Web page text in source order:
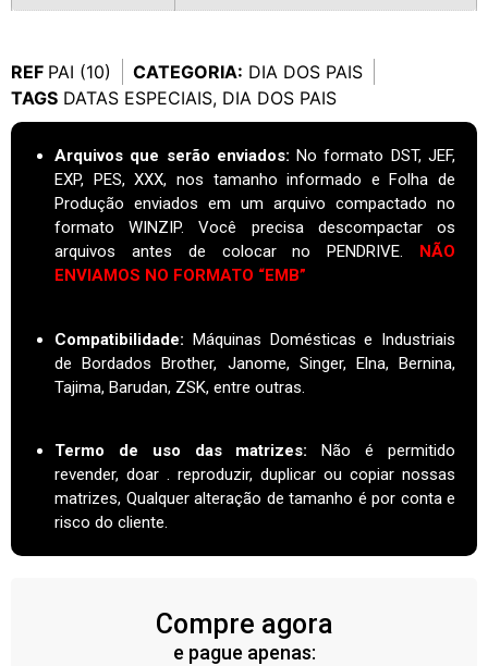
REF PAI (10) CATEGORIA: DIA DOS PAIS
TAGS DATAS ESPECIAIS, DIA DOS PAIS
Arquivos que serão enviados: No formato DST, JEF,
EXP, PES, XXX, nos tamanho informado e Folha de
Produção enviados em um arquivo compactado no
formato WINZIP. Você precisa descompactar os
arquivos antes de colocar no PENDRIVE.
NÃO
ENVIAMOS NO FORMATO “EMB”
Compatibilidade: Máquinas Domésticas e Industriais
de Bordados Brother, Janome, Singer, Elna, Bernina,
Tajima, Barudan, ZSK, entre outras.
Termo de uso das matrizes:
Não é permitido
revender, doar . reproduzir, duplicar ou copiar nossas
matrizes, Qualquer alteração de tamanho é por conta e
risco do cliente.
Compre agora
e pague apenas: